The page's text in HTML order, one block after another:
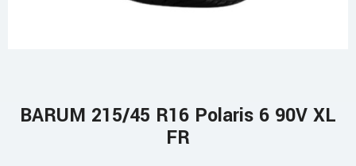
BARUM 215/45 R16 Polaris 6 90V XL
FR